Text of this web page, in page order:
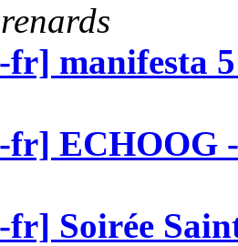
manifesta
fr] ECHOOG
fr] Soirée